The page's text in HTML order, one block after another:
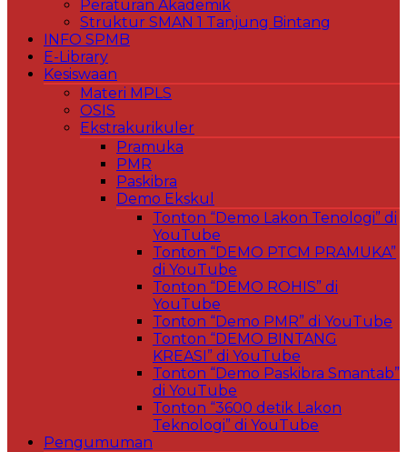
Peraturan Akademik
Struktur SMAN 1 Tanjung Bintang
INFO SPMB
E-Library
Kesiswaan
Materi MPLS
OSIS
Ekstrakurikuler
Pramuka
PMR
Paskibra
Demo Ekskul
Tonton “Demo Lakon Tenologi” di
YouTube
Tonton “DEMO PTCM PRAMUKA”
di YouTube
Tonton “DEMO ROHIS” di
YouTube
Tonton “Demo PMR” di YouTube
Tonton “DEMO BINTANG
KREASI” di YouTube
Tonton “Demo Paskibra Smantab”
di YouTube
Tonton “3600 detik Lakon
Teknologi” di YouTube
Pengumuman